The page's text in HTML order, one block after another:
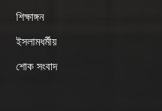
শিক্ষাঙ্গন
ইসলামধর্মীয়
শোক সংবাদ